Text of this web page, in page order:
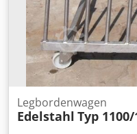
Legbordenwagen
Edelstahl Typ